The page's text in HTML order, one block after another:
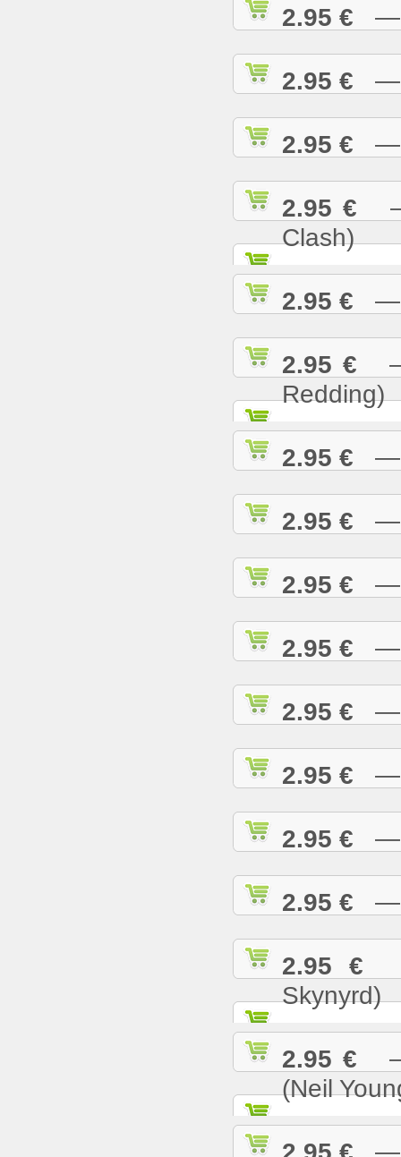
2.95 € —
2.95 € —
2.95 € —
2.95 € —
Clash)
2.95 € —
2.95 € —
Redding)
2.95 € —
2.95 € —
2.95 € —
2.95 € —
2.95 € —
2.95 € —
2.95 € —
2.95 € —
2.95 €
Skynyrd)
2.95 € —
(Neil